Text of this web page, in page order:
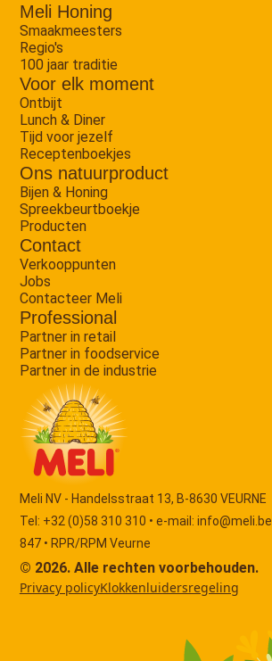
Meli Honing
Smaakmeesters
Regio's
100 jaar traditie
Voor elk moment
Ontbijt
Lunch & Diner
Tijd voor jezelf
Receptenboekjes
Ons natuurproduct
Bijen & Honing
Spreekbeurtboekje
Producten
Contact
Verkooppunten
Jobs
Contacteer Meli
Professional
Partner in retail
Partner in foodservice
Partner in de industrie
Meli NV - Handelsstraat 13, B-8630 VEURNE
Tel: +32 (0)58 310 310 • e-mail: info@meli.be
847 • RPR/RPM Veurne
© 2026. Alle rechten voorbehouden.
Privacy policyKlokkenluidersregeling